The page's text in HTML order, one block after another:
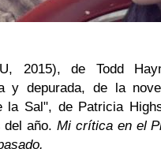
2015), de Todd
y depurada, de la
la Sal", de Patricia
del año.Mi crítica en el